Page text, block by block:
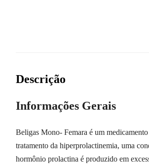
Descrição
Informações Gerais
Beligas Mono- Femara é um
tratamento da hiperprolactinemia, uma
hormônio prolactina é produzido em